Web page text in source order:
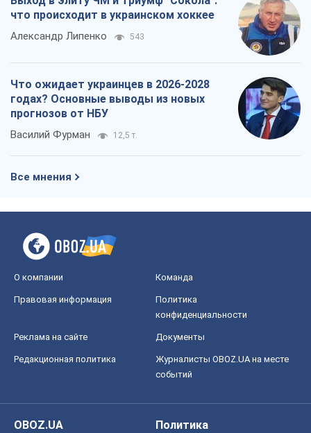
что происходит в украинском хоккее
Александр Липенко 543
Что ожидает украинцев в 2026-2028
годах? Основные выводы из новых
прогнозов от НБУ
Василий Фурман 12,5 т.
Все мнения
О компании Команда
Правовая информация
Политика
конфиденциальности
Реклама на сайте Документы
Редакционная политика
Журналисты OBOZ.UA на месте
событий
OBOZ.UA
Политика